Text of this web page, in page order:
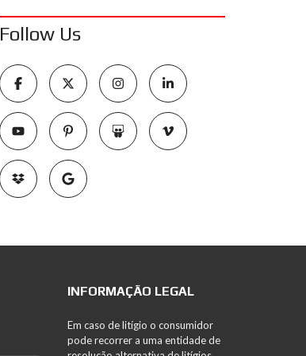
Follow Us
INFORMAÇÃO LEGAL
Em caso de litígio o consumidor
pode recorrer a uma entidade de